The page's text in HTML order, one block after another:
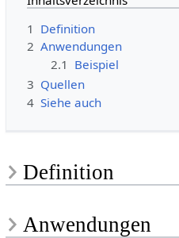
1 Definition
2 Anwendungen
2.1 Beispiel
3 Quellen
4 Siehe auch
Definition
Anwendungen